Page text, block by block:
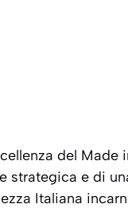
del Made
strategica e di
Italiana